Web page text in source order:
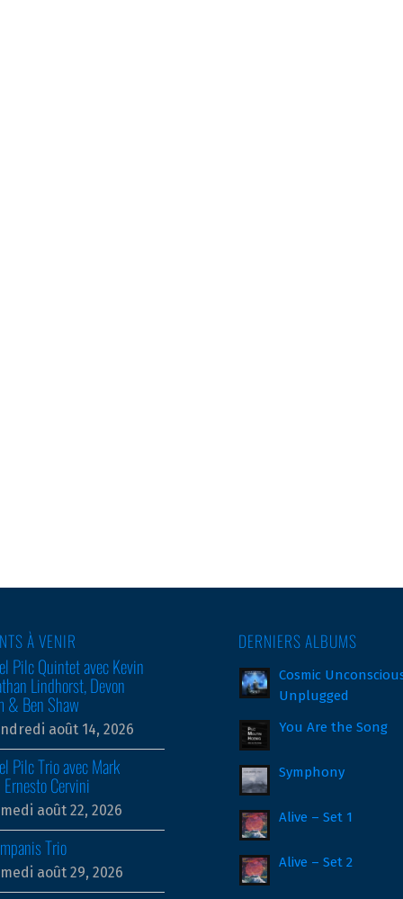
À VENIR
Pilc Quintet avec Kevin
Lindhorst, Devon
& Ben Shaw
août 14, 2026
Pilc Trio avec Mark
Cervini
août 22, 2026
Trio
août 29, 2026
DERNIERS ALBUMS
Cosmic
Unplugged
You Are the Song
Symphony
Alive – Set 1
Alive – Set 2